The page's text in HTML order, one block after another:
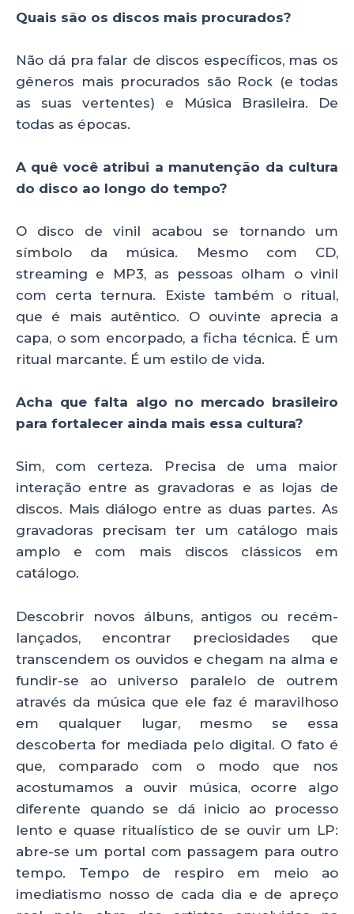
Quais são os discos mais procurados?
Não dá pra falar de discos específicos, mas os
gêneros mais procurados são Rock (e todas
as suas vertentes) e Música Brasileira. De
todas as épocas.
A quê você atribui a manutenção da cultura
do disco ao longo do tempo?
O disco de vinil acabou se tornando um
símbolo da música. Mesmo com CD,
streaming e MP3, as pessoas olham o vinil
com certa ternura. Existe também o ritual,
que é mais autêntico. O ouvinte aprecia a
capa, o som encorpado, a ficha técnica. É um
ritual marcante. É um estilo de vida.
Acha que falta algo no mercado brasileiro
para fortalecer ainda mais essa cultura?
Sim, com certeza. Precisa de uma maior
interação entre as gravadoras e as lojas de
discos. Mais diálogo entre as duas partes. As
gravadoras precisam ter um catálogo mais
amplo e com mais discos clássicos em
catálogo.
Descobrir novos álbuns, antigos ou recém-
lançados, encontrar preciosidades que
transcendem os ouvidos e chegam na alma e
fundir-se ao universo paralelo de outrem
através da música que ele faz é maravilhoso
em qualquer lugar, mesmo se essa
descoberta for mediada pelo digital. O fato é
que, comparado com o modo que nos
acostumamos a ouvir música, ocorre algo
diferente quando se dá inicio ao processo
lento e quase ritualístico de se ouvir um LP:
abre-se um portal com passagem para outro
tempo. Tempo de respiro em meio ao
imediatismo nosso de cada dia e de apreço